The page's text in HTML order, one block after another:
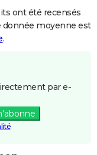
ont été recensés
donnée moyenne est
.
par e-